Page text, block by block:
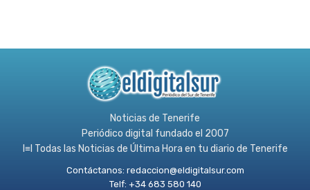
Noticias de Tenerife
Periódico digital fundado el 2007
l≡l Todas las Noticias de Última Hora en tu diario de Tenerife
Contáctanos: redaccion@eldigitalsur.com
Telf: +34 683 580 140